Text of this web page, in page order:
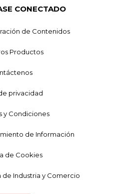
CONECTADO
de Contenidos
Productos
privacidad
y Condiciones
de Información
de Cookies
Industria y Comercio